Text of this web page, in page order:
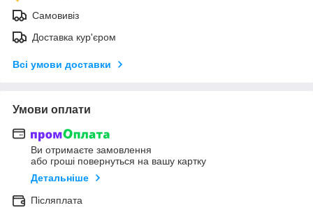
Самовивіз
Доставка кур'єром
Всі умови доставки
Умови оплати
Ви отримаєте замовлення
або гроші повернуться на вашу картку
Детальніше
Післяплата